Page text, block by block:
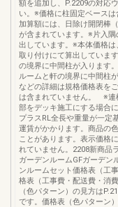
額を追加し、P.2209の対応
い。※価格に柱固定ベース
加算額には、日除け開閉棒
が含まれています。※片入
出しています。※本体価格
取り付けにて算出していま
の境界に中間柱が入ります
ルームと軒の境界に中間柱
などの詳細は規格価格表を
は含まれていません。 ※連
部をデッキ施工にする場合
プラスRL全長や重量が一定
運賃がかかります。商品の
ことがあります。表示価格
れていません。2208新商品
ガーデンルームGFガーデン
ンルームセット価格表（工
格表（工事費・配送費・消
（色パターン）の見方は
です。価格表（色パターン